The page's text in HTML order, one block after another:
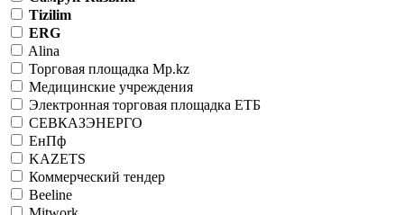
Tizilim
ERG
Alina
Торговая площадка Mp.kz
Медицинские учреждения
Электронная торговая площадка ЕТБ
СЕВКАЗЭНЕРГО
ЕнПф
KAZETS
Коммерческий тендер
Beeline